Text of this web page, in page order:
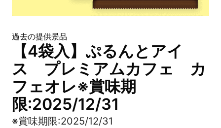
過去の提供景品
【4袋入】ぷるんとアイ
ス プレミアムカフェ カ
フェオレ※賞味期
限:2025/12/31
※賞味期限:2025/12/31